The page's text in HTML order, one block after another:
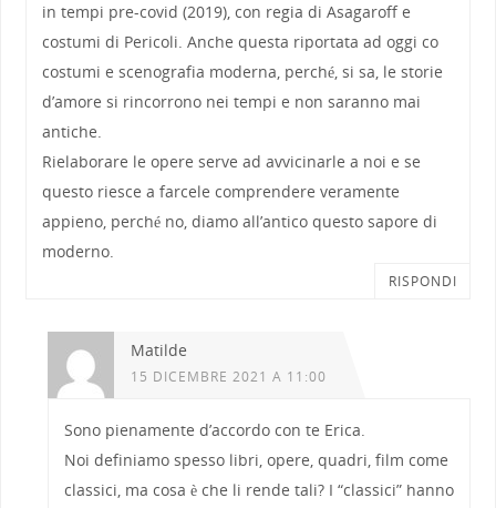
in tempi pre-covid (2019), con regia di Asagaroff e
costumi di Pericoli. Anche questa riportata ad oggi co
costumi e scenografia moderna, perché, si sa, le storie
d’amore si rincorrono nei tempi e non saranno mai
antiche.
Rielaborare le opere serve ad avvicinarle a noi e se
questo riesce a farcele comprendere veramente
appieno, perché no, diamo all’antico questo sapore di
moderno.
RISPONDI
Matilde
15 DICEMBRE 2021 A 11:00
Sono pienamente d’accordo con te Erica.
Noi definiamo spesso libri, opere, quadri, film come
classici, ma cosa è che li rende tali? I “classici” hanno